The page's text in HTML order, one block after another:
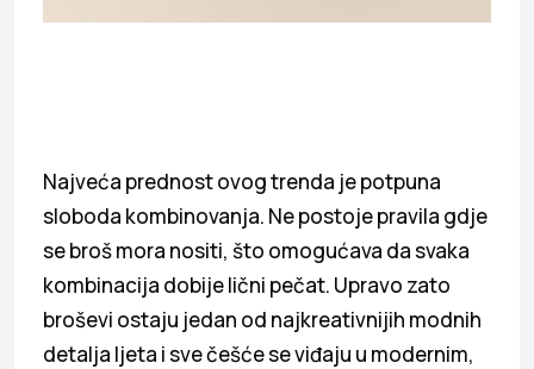
Najveća prednost ovog trenda je potpuna
sloboda kombinovanja. Ne postoje pravila gdje
se broš mora nositi, što omogućava da svaka
kombinacija dobije lični pečat. Upravo zato
broševi ostaju jedan od najkreativnijih modnih
detalja ljeta i sve češće se viđaju u modernim,